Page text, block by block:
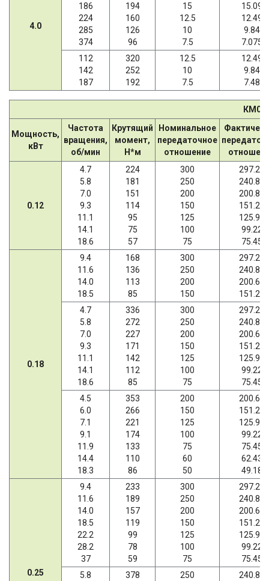
4.0
186
224
285
374
194
160
126
96
15
12.5
10
7.5
15.09
12.49
9.84
7.075
112
142
187
320
252
192
12.5
10
7.5
12.49
9.84
7.48
Мощность,
кВт
Частота
вращения,
об/мин
Крутящий
момент,
Н*м
Номинальное
передаточное
отношение
0.12
4.7
5.8
7.0
9.3
11.1
14.1
18.6
224
181
151
114
95
75
57
300
250
200
150
125
100
75
297.21
240.89
200.86
151.20
125.95
99.22
75.45
0.18
9.4
11.6
14.0
18.5
168
136
113
85
300
250
200
150
297.21
240.89
200.66
151.20
4.7
5.8
7.0
9.3
11.1
14.1
18.6
336
272
227
171
142
112
85
300
250
200
150
125
100
75
297.21
240.89
200.66
151.20
125.95
99.22
75.45
4.5
6.0
7.1
9.1
11.9
14.4
18.3
353
266
221
174
133
110
86
200
150
125
100
75
60
50
200.66
151.20
125.95
99.22
75.45
62.43
49.18
0.25
9.4
11.6
14.0
18.5
22.2
28.2
37
233
189
157
119
99
78
59
300
250
200
150
125
100
75
297.21
240.89
200.66
151.20
125.95
99.22
75.45
5.8
378
250
240.89